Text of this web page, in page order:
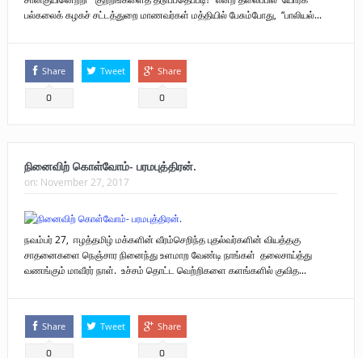
புலிகளின் குரல் பொறுப்பாளர் திரு. தமிழன்பன் (ஜவான்) அவர்களின் புகழ்
தீக்குரல்’ இசைப்பேழை வெளியீடும்.
திறந்த மடல்!
பல்கலைக் கழகச் சட்டத்துறை மாணவர்கள் மத்தியில் பேசும்போது, “பாலியல்...
Share
0
Tweet Share
0
நினைவிற் கொள்வோம்- பரமபுத்திரன்.
on: November 27, 2017
நவம்பர் 27, ஈழத்தமிழ் மக்களின் வீரம்செறிந்த புதல்வர்களின் வியத்தகு
சாதனைகளை நெஞ்சார நினைந்து உளமாற வேண்டி நாங்கள் தலைசாய்த்து
வணங்கும் மாவீரர் நாள். உச்சம் தொட்ட வெற்றிகளை களங்களில் குவித...
Share
0
Tweet Share
0